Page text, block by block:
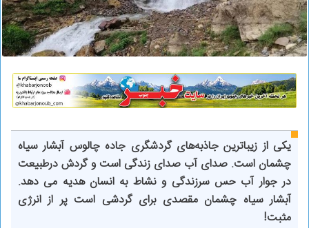
یکی از زیباترین جاذبه‌های گردشگری جاده چالوس آبشار سیاه
چشمان است. صدای آب صدای زندگی است و گردش درطبیعت
در جوار آب حس سرزندگی و نشاط به انسان هدیه می دهد.
آبشار سیاه چشمان مقصدی برای گردشی است پر از انرژی
مثبت!